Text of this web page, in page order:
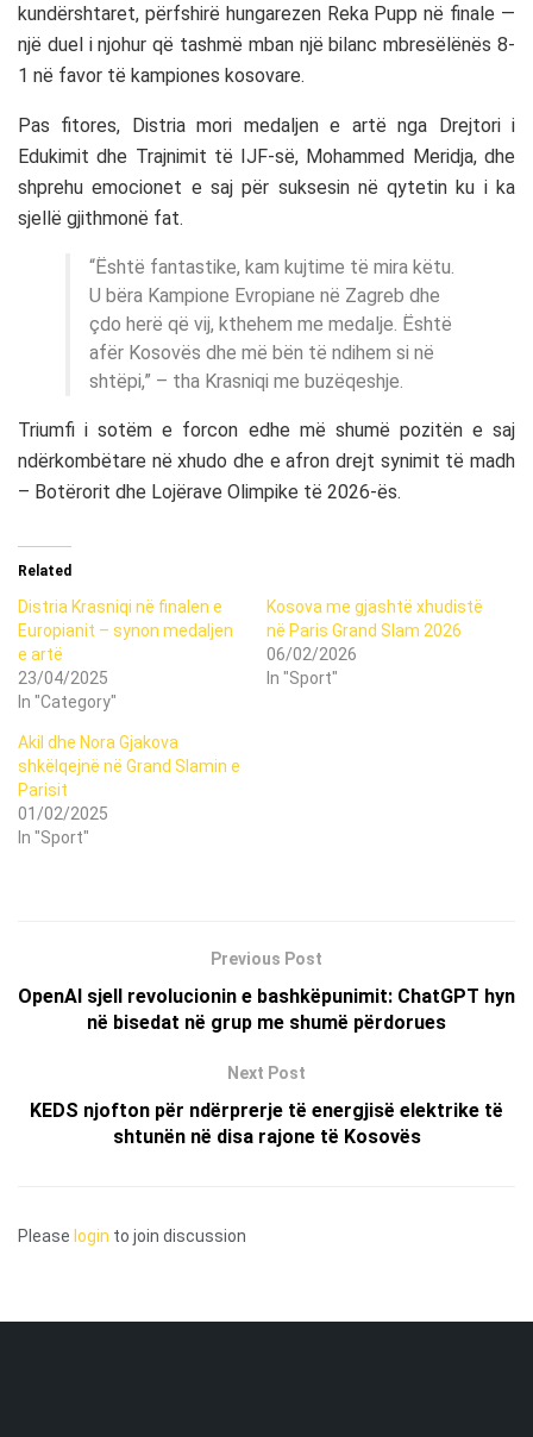
kundërshtaret, përfshirë hungarezen Reka Pupp në finale —
një duel i njohur që tashmë mban një bilanc mbresëlënës 8-
1 në favor të kampiones kosovare.
Pas fitores, Distria mori medaljen e artë nga Drejtori i
Edukimit dhe Trajnimit të IJF-së, Mohammed Meridja, dhe
shprehu emocionet e saj për suksesin në qytetin ku i ka
sjellë gjithmonë fat.
“Është fantastike, kam kujtime të mira këtu.
U bëra Kampione Evropiane në Zagreb dhe
çdo herë që vij, kthehem me medalje. Është
afër Kosovës dhe më bën të ndihem si në
shtëpi,” – tha Krasniqi me buzëqeshje.
Triumfi i sotëm e forcon edhe më shumë pozitën e saj
ndërkombëtare në xhudo dhe e afron drejt synimit të madh
– Botërorit dhe Lojërave Olimpike të 2026-ës.
Related
Distria Krasniqi në finalen e
Europianit – synon medaljen
e artë
23/04/2025
In "Category"
Kosova me gjashtë xhudistë
në Paris Grand Slam 2026
06/02/2026
In "Sport"
Akil dhe Nora Gjakova
shkëlqejnë në Grand Slamin e
Parisit
01/02/2025
In "Sport"
Previous Post
OpenAI sjell revolucionin e bashkëpunimit: ChatGPT hyn
në bisedat në grup me shumë përdorues
Next Post
KEDS njofton për ndërprerje të energjisë elektrike të
shtunën në disa rajone të Kosovës
Please login to join discussion